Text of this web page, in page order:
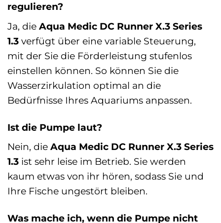
regulieren?
Ja, die Aqua Medic DC Runner X.3 Series
1.3 verfügt über eine variable Steuerung,
mit der Sie die Förderleistung stufenlos
einstellen können. So können Sie die
Wasserzirkulation optimal an die
Bedürfnisse Ihres Aquariums anpassen.
Ist die Pumpe laut?
Nein, die Aqua Medic DC Runner X.3 Series
1.3 ist sehr leise im Betrieb. Sie werden
kaum etwas von ihr hören, sodass Sie und
Ihre Fische ungestört bleiben.
Was mache ich, wenn die Pumpe nicht